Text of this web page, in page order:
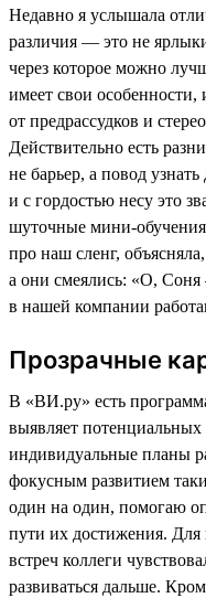
Недавно я услышала
различия — это не
через которое можно
имеет свои особенности,
от предрассудков и
Действительно есть
не барьер, а повод
и с гордостью несу это
шуточные мини-
про наш сленг,
а они смеялись: «О,
в нашей компании
Прозрачные
В «ВИ.ру» есть
выявляет потенциальных
индивидуальные планы
фокусным развитием
один на один, помогаю
пути их достижения.
встреч коллеги
развиваться дальше.